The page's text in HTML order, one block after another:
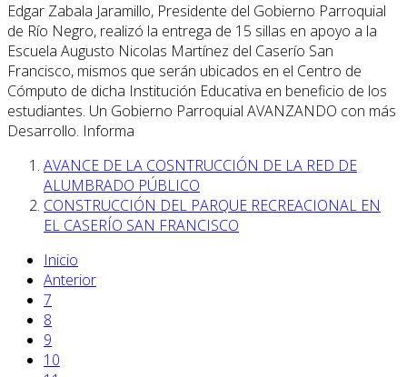
Edgar Zabala Jaramillo, Presidente del Gobierno Parroquial
de Río Negro, realizó la entrega de 15 sillas en apoyo a la
Escuela Augusto Nicolas Martínez del Caserío San
Francisco, mismos que serán ubicados en el Centro de
Cómputo de dicha Institución Educativa en beneficio de los
estudiantes. Un Gobierno Parroquial AVANZANDO con más
Desarrollo. Informa
AVANCE DE LA COSNTRUCCIÓN DE LA RED DE
ALUMBRADO PÚBLICO
CONSTRUCCIÓN DEL PARQUE RECREACIONAL EN
EL CASERÍO SAN FRANCISCO
Inicio
Anterior
7
8
9
10